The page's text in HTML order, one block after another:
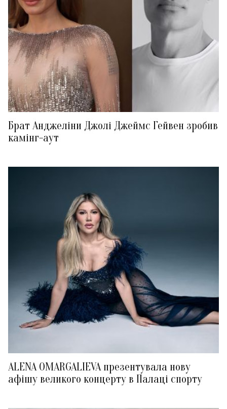
Брат Анджеліни Джолі Джеймс Гейвен зробив
камінг-аут
ALENA OMARGALIEVA презентувала нову
афішу великого концерту в Палаці спорту